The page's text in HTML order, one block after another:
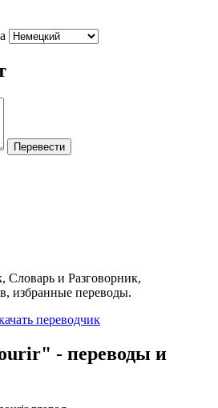
Словарь и Разговорник,
избранные переводы.
- переводы и